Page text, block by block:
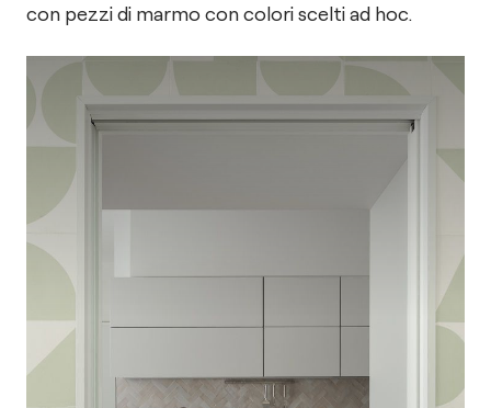
con pezzi di marmo con colori scelti ad hoc.